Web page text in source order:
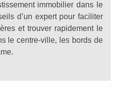
immobilier dans le
d’un expert pour faciliter
et trouver rapidement le
le centre-ville, les bords de